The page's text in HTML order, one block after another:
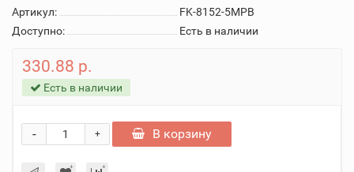
Артикул:
FK-8152-5MPB
Доступно:
Есть в наличии
330.88 р.
Есть в наличии
+
- В корзину